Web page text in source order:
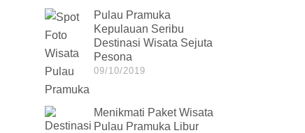
Pulau Pramuka
Kepulauan Seribu
Destinasi Wisata Sejuta
Pesona
09/10/2019
Menikmati Paket Wisata
Pulau Pramuka Libur